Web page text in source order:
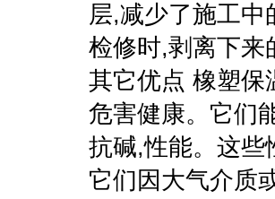
层,减少了施工
检修时,剥离下来
其它优点 橡塑保
危害健康。它们
抗碱,性能。这些
它们因大气介质